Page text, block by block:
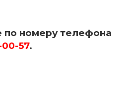
по номеру телефона
57.